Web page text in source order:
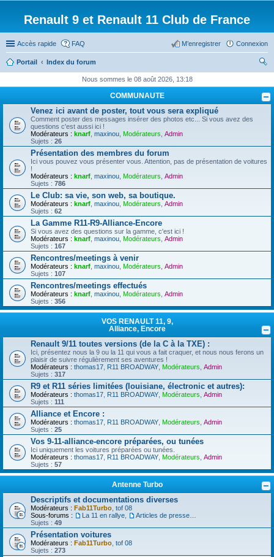
Renault 9 et Renault 11 Club de France
Accès rapide FAQ Connexion
M’enregistrer
Portail
Index du forum
her
ch
Nous sommes le 08 août 2026, 13:18
COMMUNAUTE
Venez ici avant de poster, tout vous sera expliqué
Comment poster des messages insérer des photos etc... Si vous avez des
questions c'est aussi ici !
Modérateurs : knarf maxinou Modérateurs Admin
Sujets : 26
Présentation des membres du forum
Ici vous pouvez vous présenter vous. Attention, pas de présentation de voitures
!
Modérateurs : knarf maxinou Modérateurs Admin
Sujets : 786
Le Club: sa vie, son web, sa boutique.
Modérateurs : knarf maxinou Modérateurs Admin
Sujets : 62
La Gamme R11-R9-Alliance-Encore
Si vous avez des questions sur la gamme, c'est ici !
Modérateurs : knarf maxinou Modérateurs Admin
Sujets : 167
Rencontres/meetings à venir
Modérateurs : knarf maxinou Modérateurs Admin
Sujets : 107
Rencontres/meetings effectués
Modérateurs : knarf maxinou Modérateurs Admin
Sujets : 356
VOS RENAULT 11, 9,
Alliance, Encore
Renault 9/11 toutes versions (de la C à la TXE) :
Ici, présentez nous la 9 ou la 11 qui vous a fait craquer, et nous nous ferons un
plaisir de suivre régulièrement ses aventures !
Modérateurs : thomas17 R11 BROADWAY Modérateurs Admin
Sujets : 317
R9 et R11 séries limitées (louisiane, électronic et autres):
Modérateurs : thomas17 R11 BROADWAY Modérateurs Admin
Sujets : 111
Alliance et Encore :
Modérateurs : thomas17 R11 BROADWAY Modérateurs Admin
Sujets : 25
Vos 9-11-alliance-encore préparées, ou tunées
Ici uniquement les voitures préparées ou tunées.
Modérateurs : thomas17 R11 BROADWAY Modérateurs Admin
Sujets : 57
Antenne Turbo
Descriptifs et documentations diverses
Modérateurs : Fab11Turbo tof 08
Sous-forums :
La 11 en rallye
Sujets : 49
Présentation voitures
Modérateurs : Fab11Turbo tof 08
Sujets : 273